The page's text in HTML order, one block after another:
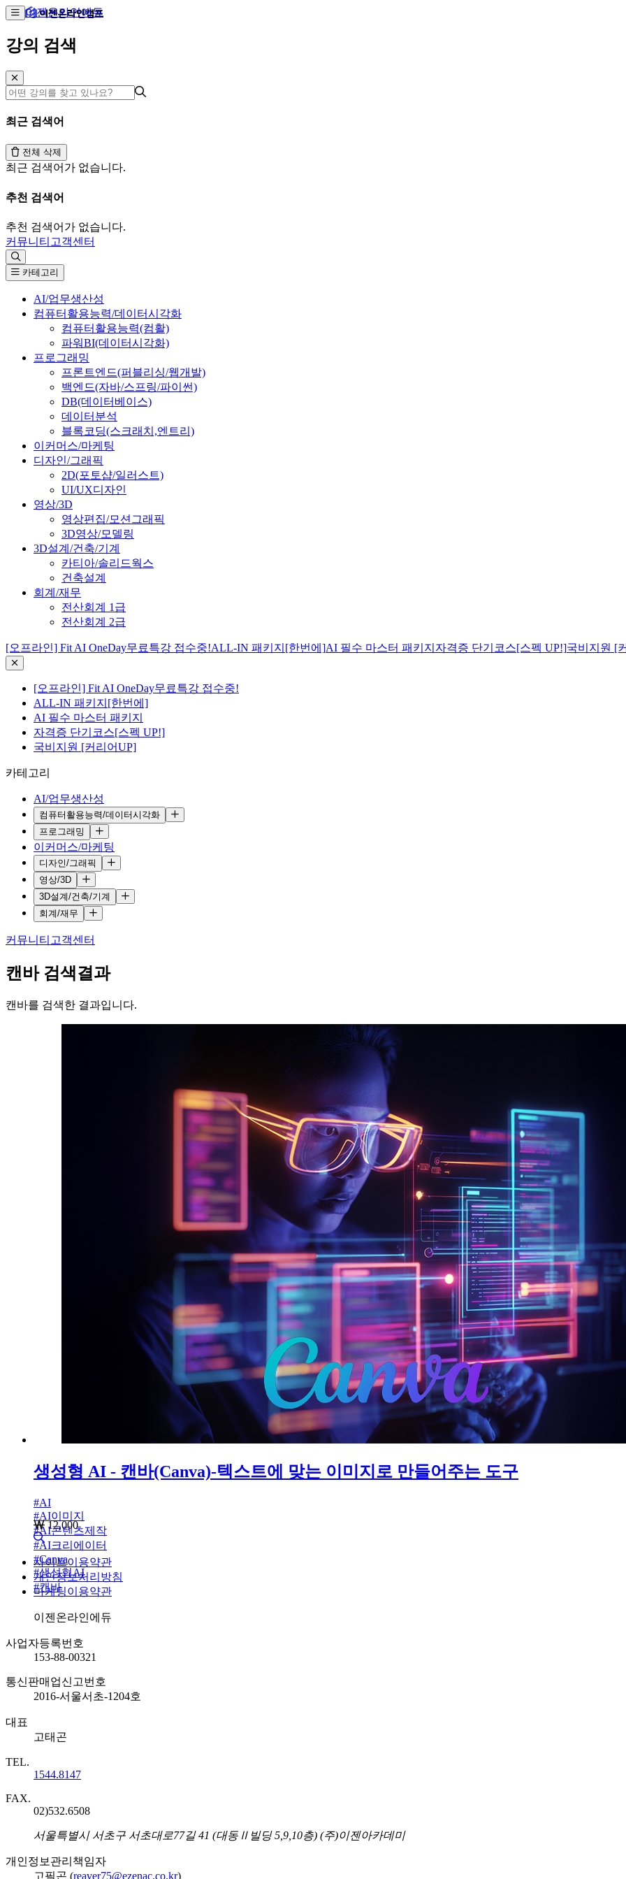
이젠온라인에듀
강의 검색
최근 검색어
전체 삭제
최근 검색어가 없습니다.
추천 검색어
추천 검색어가 없습니다.
커뮤니티 고객센터
카테고리
AI/업무생산성
컴퓨터활용능력/데이터시각화
컴퓨터활용능력(컴활)
파워BI(데이터시각화)
프로그래밍
프론트엔드(퍼블리싱/웹개발)
백엔드(자바/스프링/파이썬)
DB(데이터베이스)
데이터분석
블록코딩(스크래치,엔트리)
이커머스/마케팅
디자인/그래픽
2D(포토샵/일러스트)
UI/UX디자인
영상/3D
영상편집/모션그래픽
3D영상/모델링
3D설계/건축/기계
카티아/솔리드웍스
건축설계
회계/재무
전산회계 1급
전산회계 2급
[오프라인] Fit AI OneDay무료특강 접수중!ALL-IN 패키지[한번에]AI 필수 마스터 패키지 자격증 단기코스[스펙 UP!]국비지원 [
[오프라인] Fit AI OneDay무료특강 접수중!
ALL-IN 패키지[한번에]
AI 필수 마스터 패키지
자격증 단기코스[스펙 UP!]
국비지원 [커리어UP]
카테고리
AI/업무생산성
컴퓨터활용능력/데이터시각화
프로그래밍
이커머스/마케팅
디자인/그래픽
영상/3D
3D설계/건축/기계
회계/재무
커뮤니티 고객센터
캔바검색결과
캔바를 검색한 결과입니다.
생성형 AI - 캔바(Canva)-텍스트에 맞는 이미지로 만들어주는 도구
#AI
#AI이미지
#AI콘텐츠제작
#AI크리에이터
#Canva
#생성형AI
#캔바
12,000
사이트이용약관
개인정보처리방침
마케팅이용약관
회사명이젠온라인에듀
사업자등록번호
153-88-00321
통신판매업신고번호
2016-서울서초-1204호
대표
고태곤
TEL.
1544.8147
FAX.
02)532.6508
서울특별시 서초구 서초대로77길 41 (대동Ⅱ빌딩 5,9,10층) (주)이젠아카데미
개인정보관리책임자
고필곤 (reaver75@ezenac.co.kr)